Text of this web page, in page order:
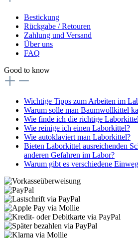
Bestickung
Rückgabe / Retouren
Zahlung und Versand
Über uns
FAQ
Good to know
Wichtige Tipps zum Arbeiten im
Warum solle man Baumwollkittel
Wie finde ich die richtige
Wie reinige ich einen Laborkittel?
Wie autoklaviert man Laborkittel?
Bieten Laborkittel ausreichenden
anderen Gefahren im Labor?
Warum gibt es verschiedene